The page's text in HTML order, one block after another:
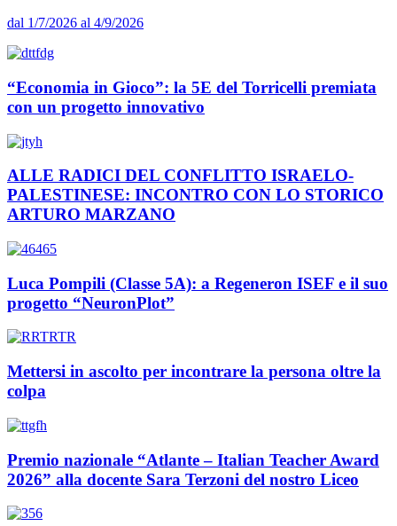
dal 1/7/2026 al 4/9/2026
“Economia in Gioco”: la 5E del Torricelli premiata
con un progetto innovativo
ALLE RADICI DEL CONFLITTO ISRAELO-
PALESTINESE: INCONTRO CON LO STORICO
ARTURO MARZANO
Luca Pompili (Classe 5A): a Regeneron ISEF e il suo
progetto “NeuronPlot”
Mettersi in ascolto per incontrare la persona oltre la
colpa
Premio nazionale “Atlante – Italian Teacher Award
2026” alla docente Sara Terzoni del nostro Liceo